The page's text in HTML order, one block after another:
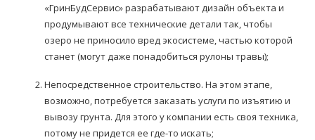
«ГринБудСервис» разрабатывают дизайн объекта и
продумывают все технические детали так, чтобы
озеро не приносило вред экосистеме, частью которой
станет (могут даже понадобиться рулоны травы);
Непосредственное строительство. На этом этапе,
возможно, потребуется заказать услуги по изъятию и
вывозу грунта. Для этого у компании есть своя техника,
потому не придется ее где-то искать;